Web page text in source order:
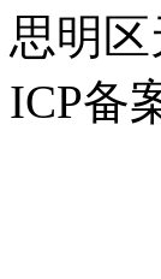
思明
ICP备